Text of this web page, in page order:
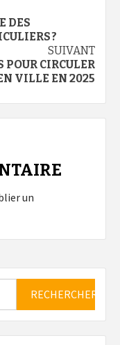
DES
?
SUIVANT
CIRCULER
VILLE EN 2025
un